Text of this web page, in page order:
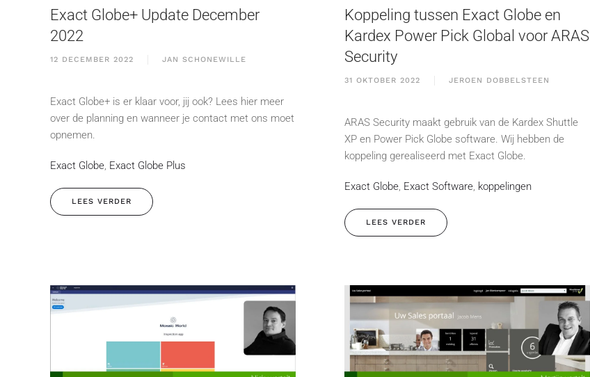
Exact Globe+ Update December
2022
12 DECEMBER 2022 JAN SCHONEWILLE
Exact Globe+ is er klaar voor, jij ook? Lees hier meer
over de planning en wanneer je contact met ons moet
opnemen.
Exact Globe, Exact Globe Plus
LEES VERDER
Koppeling tussen Exact Globe en
Kardex Power Pick Global voor ARAS
Security
31 OKTOBER 2022 JEROEN DOBBELSTEEN
ARAS Security maakt gebruik van de Kardex Shuttle
XP en Power Pick Globe software. Wij hebben de
koppeling gerealiseerd met Exact Globe.
Exact Globe, Exact Software, koppelingen
LEES VERDER